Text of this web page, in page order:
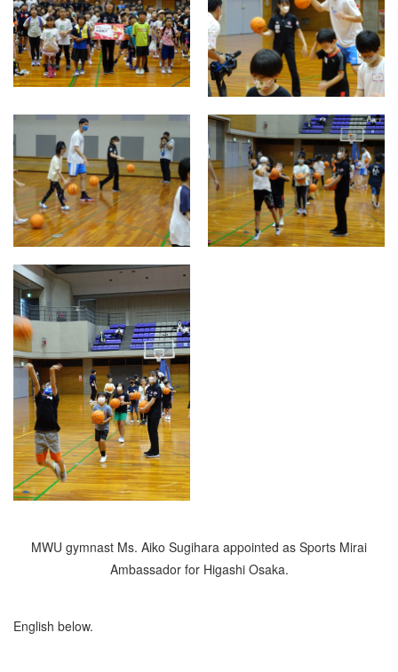
MWU gymnast Ms. Aiko Sugihara appointed as Sports Mirai
Ambassador for Higashi Osaka.
English below.